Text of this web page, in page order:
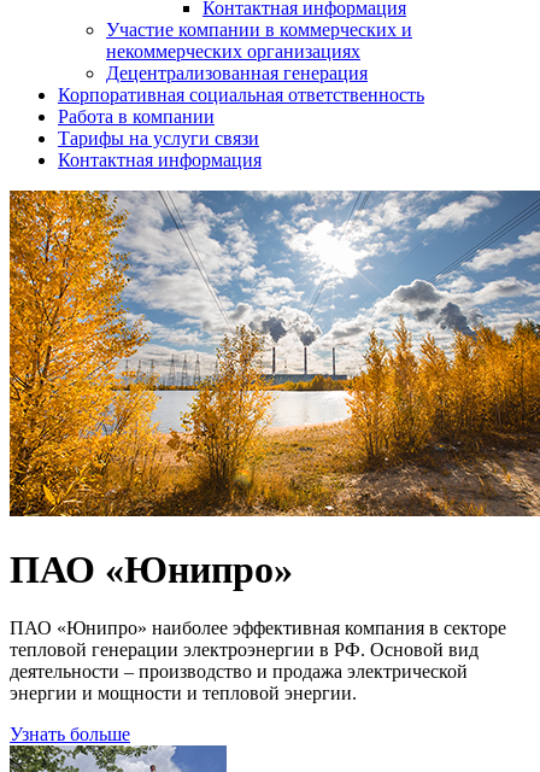
Контактная информация
Участие компании в коммерческих и
некоммерческих организациях
Децентрализованная генерация
Корпоративная социальная ответственность
Работа в компании
Тарифы на услуги связи
Контактная информация
ПАО «Юнипро»
ПАО «Юнипро» наиболее эффективная компания в секторе
тепловой генерации электроэнергии в РФ. Основой вид
деятельности – производство и продажа электрической
энергии и мощности и тепловой энергии.
Узнать больше